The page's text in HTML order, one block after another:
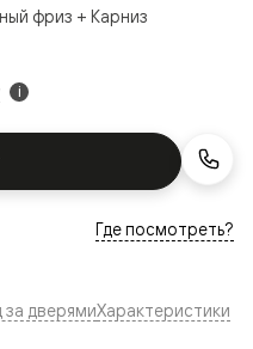
i
фриз + Карниз
Где посмотреть?
за дверямиХарактеристики